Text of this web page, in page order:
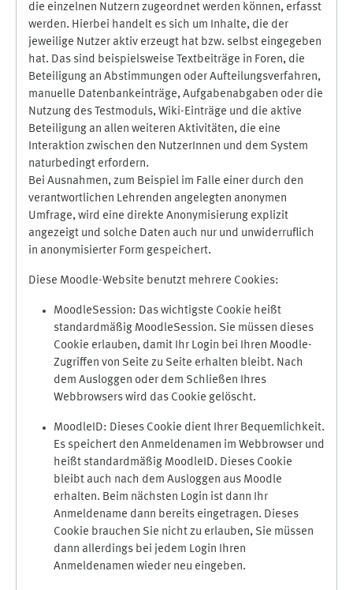
die einzelnen Nutzern zugeordnet werden können, erfasst
werden. Hierbei handelt es sich um Inhalte, die der
jeweilige Nutzer aktiv erzeugt hat bzw. selbst eingegeben
hat. Das sind beispielsweise Textbeiträge in Foren, die
Beteiligung an Abstimmungen oder Aufteilungsverfahren,
manuelle Datenbankeinträge, Aufgabenabgaben oder die
Nutzung des Testmoduls, Wiki-Einträge und die aktive
Beteiligung an allen weiteren Aktivitäten, die eine
Interaktion zwischen den NutzerInnen und dem System
naturbedingt erfordern.
Bei Ausnahmen, zum Beispiel im Falle einer durch den
verantwortlichen Lehrenden angelegten anonymen
Umfrage, wird eine direkte Anonymisierung explizit
angezeigt und solche Daten auch nur und unwiderruflich
in anonymisierter Form gespeichert.
Diese Moodle-Website benutzt mehrere Cookies:
MoodleSession: Das wichtigste Cookie heißt
standardmäßig MoodleSession. Sie müssen dieses
Cookie erlauben, damit Ihr Login bei Ihren Moodle-
Zugriffen von Seite zu Seite erhalten bleibt. Nach
dem Ausloggen oder dem Schließen Ihres
Webbrowsers wird das Cookie gelöscht.
MoodleID: Dieses Cookie dient Ihrer Bequemlichkeit.
Es speichert den Anmeldenamen im Webbrowser und
heißt standardmäßig MoodleID. Dieses Cookie
bleibt auch nach dem Ausloggen aus Moodle
erhalten. Beim nächsten Login ist dann Ihr
Anmeldename dann bereits eingetragen. Dieses
Cookie brauchen Sie nicht zu erlauben, Sie müssen
dann allerdings bei jedem Login Ihren
Anmeldenamen wieder neu eingeben.